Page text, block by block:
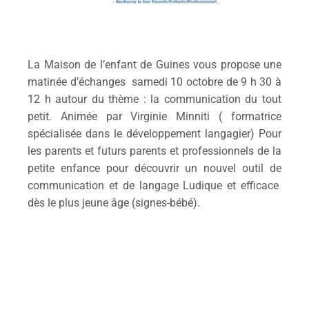
La Maison de l’enfant de Guines vous propose une
matinée d’échanges samedi 10 octobre de 9 h 30 à
12 h autour du thème : la communication du tout
petit. Animée par Virginie Minniti ( formatrice
spécialisée dans le développement langagier) Pour
les parents et futurs parents et professionnels de la
petite enfance pour découvrir un nouvel outil de
communication et de langage Ludique et efficace
dès le plus jeune âge (signes-bébé).